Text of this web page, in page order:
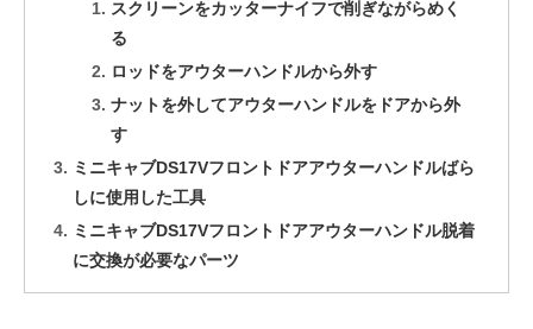
スクリーンをカッターナイフで削ぎながらめく
る
ロッドをアウターハンドルから外す
ナットを外してアウターハンドルをドアから外
す
ミニキャブDS17Vフロントドアアウターハンドルばら
しに使用した工具
ミニキャブDS17Vフロントドアアウターハンドル脱着
に交換が必要なパーツ